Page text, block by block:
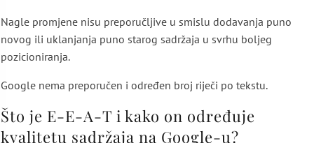
Nagle promjene nisu preporučljive u smislu dodavanja puno
novog ili uklanjanja puno starog sadržaja u svrhu boljeg
pozicioniranja.
Google nema preporučen i određen broj riječi po tekstu.
Što je E-E-A-T i kako on određuje
kvalitetu sadržaja na Google-u?